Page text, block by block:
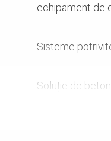
echipament de
Sisteme
Soluție de
Eșafodaje